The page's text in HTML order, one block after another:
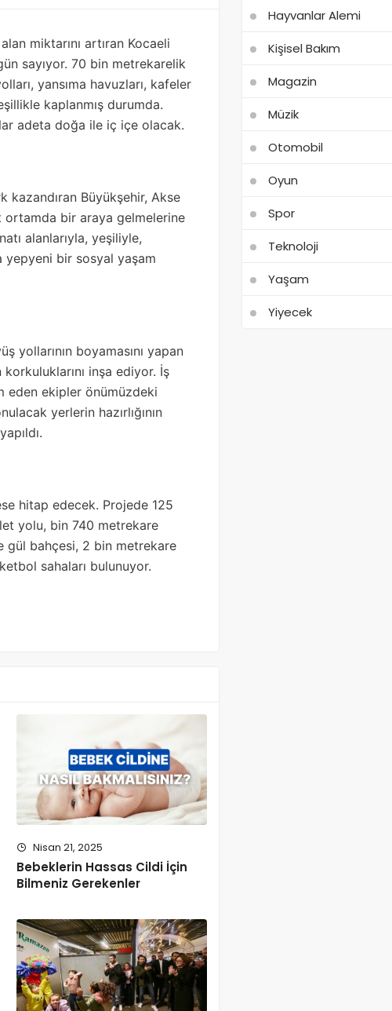
miktarını artıran Kocaeli
sayıyor. 70 bin metrekarelik
yansıma havuzları, kafeler
kaplanmış durumda.
adeta doğa ile iç içe olacak.
kazandıran Büyükşehir, Akse
ortamda bir araya gelmelerine
alanlarıyla, yeşiliyle,
yepyeni bir sosyal yaşam
yollarının boyamasını yapan
inşa ediyor. İş
eden ekipler önümüzdeki
yerlerin hazırlığının
hitap edecek. Projede 125
yolu, bin 740 metrekare
gül bahçesi, 2 bin metrekare
sahaları bulunuyor.
Nisan 21, 2025
Bebeklerin Hassas Cildi İçin
Bilmeniz Gerekenler
Hayvanlar Alemi
Kişisel Bakım
Magazin
Müzik
Otomobil
Oyun
Spor
Teknoloji
Yaşam
Yiyecek